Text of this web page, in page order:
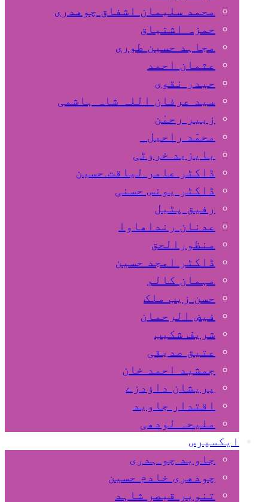
محمد سلیمان اشفاق چوهدری
حمزہ اشتیاق
مجاہد حسین طوری
عثمان احمد
حیدر نقوی
سید عرفان اللہ شاہ ہاشمی
زبیر رحمٰن
محمّد راحیل
بایزید خروٹی
ڈاکٹر عامر لیاقت حسین
ڈاکٹر یونس حسنی
رفیق پٹیل
عدنان رنداھاوا
منظورالحق
ڈاکٹر امجد حسین
مہمان کالم
حسن زیب ملک
فیض الرحمان
شریف شکیب
عتیق صدیقی
جمشید احمد خان
پریشان داﺅدزے
اقتدار جاوید
ملیحہ لودھی
ایکسپرس
جاوید چو ہدری
چودھری خادم حسین
تنویر قیصر شاہد